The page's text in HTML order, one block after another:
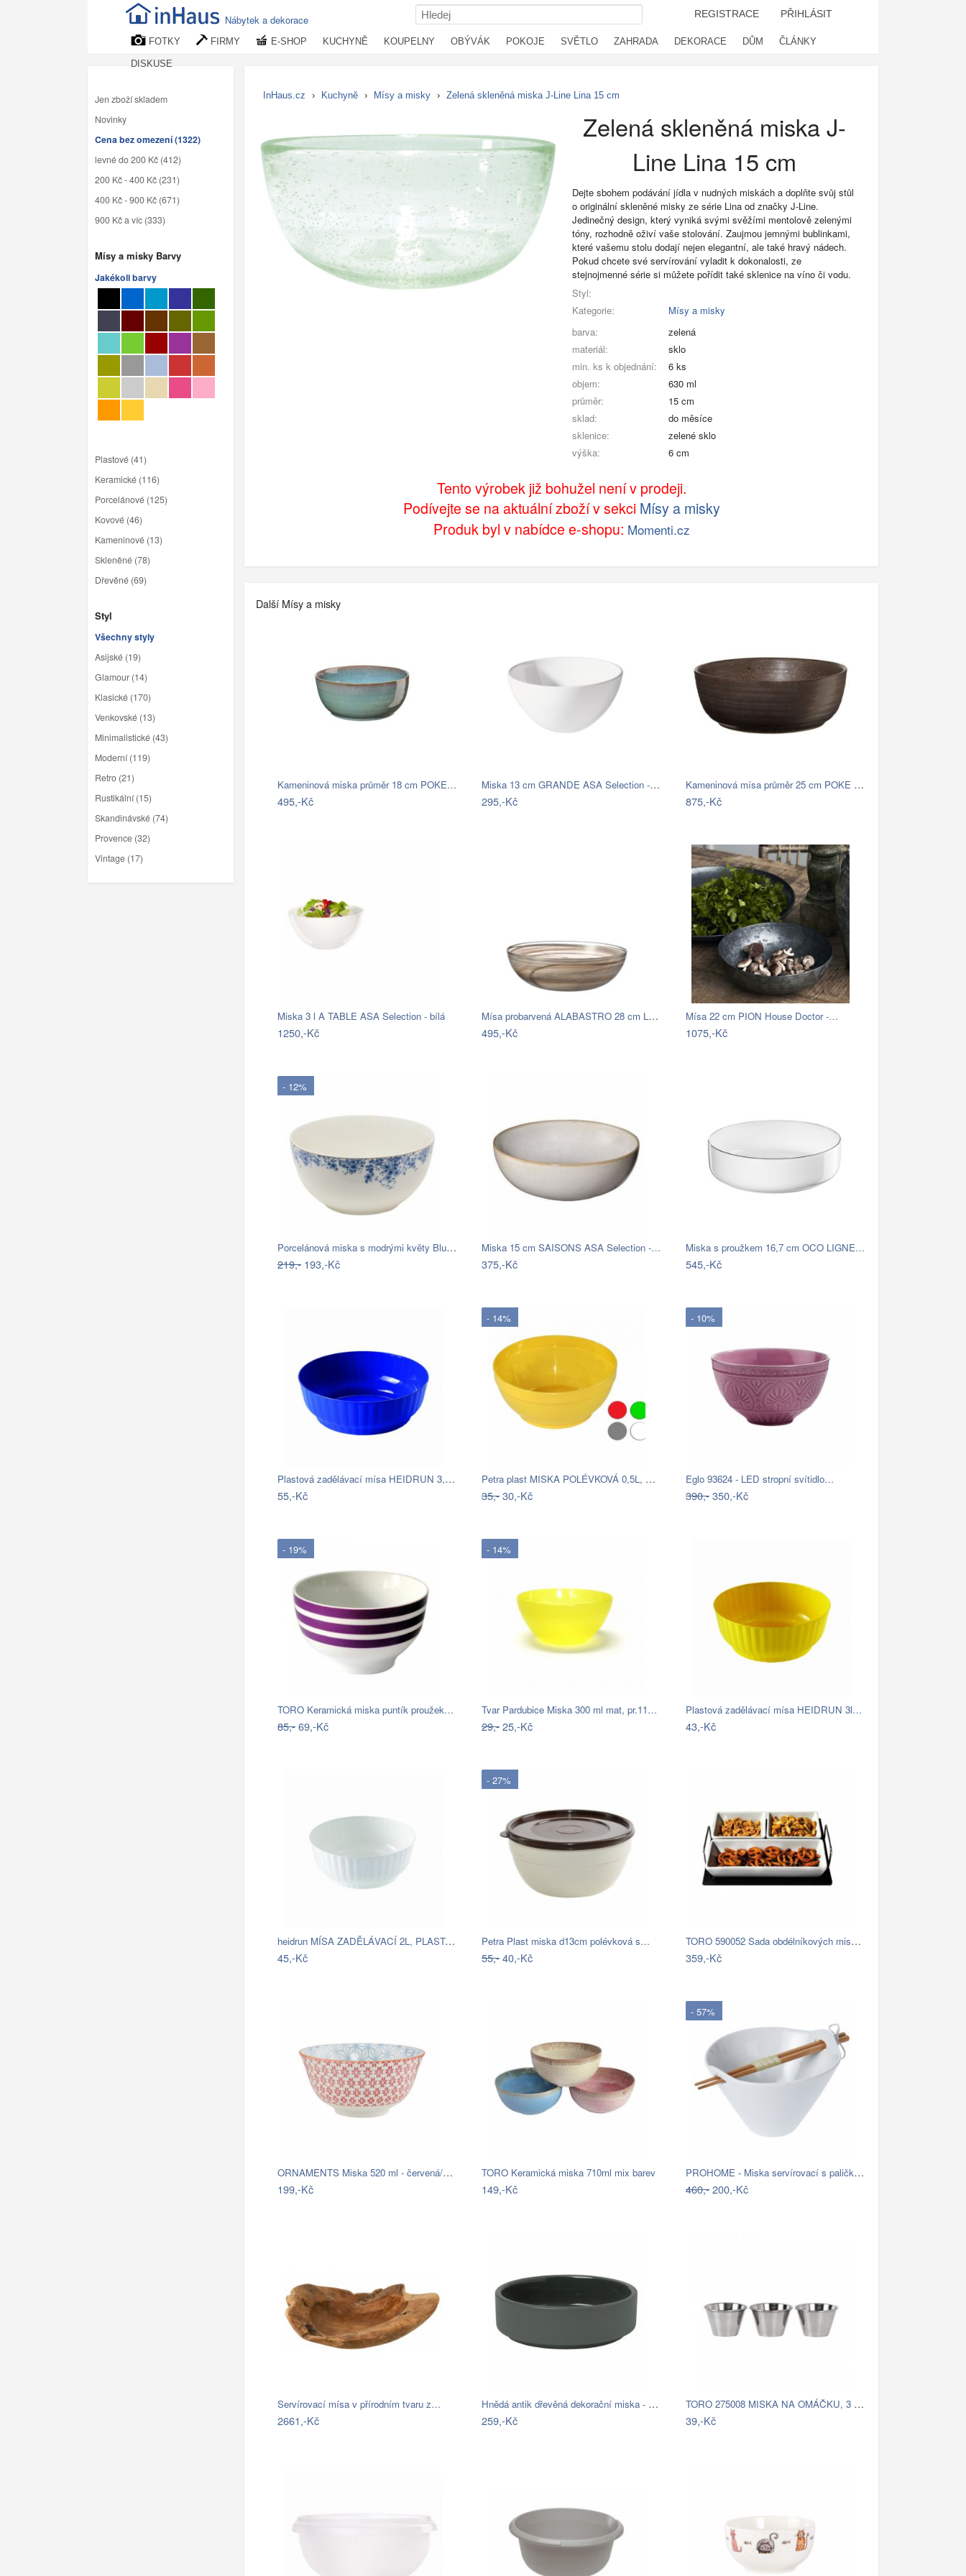
Nábytek a dekorace REGISTRACE PŘIHLÁSIT
FOTKY FIRMY E-SHOP KUCHYNĚ KOUPELNY OBÝVÁK POKOJE SVĚTLO ZAHRADA DEKORACE DŮM ČLÁNKY
DISKUSE
Jen zboží skladem
Novinky
Cena bez omezení (1322)
levné do 200 Kč (412)
200 Kč - 400 Kč (231)
400 Kč - 900 Kč (671)
900 Kč a víc (333)
Mísy a misky Barvy
Jakékoli barvy
Plastové (41)
Keramické (116)
Porcelánové (125)
Kovové (46)
Kameninové (13)
Skleněné (78)
Dřevěné (69)
Styl
Všechny styly
Asijské (19)
Glamour (14)
Klasické (170)
Venkovské (13)
Minimalistické (43)
Moderní (119)
Retro (21)
Rustikální (15)
Skandinávské (74)
Provence (32)
Vintage (17)
InHaus.cz › Kuchyně › Mísy a misky › Zelená skleněná miska J-Line Lina 15 cm
Zelená skleněná miska J-
Line Lina 15 cm
Dejte sbohem podávání jídla v nudných miskách a doplňte svůj stůl
o originální skleněné misky ze série Lina od značky J-Line.
Jedinečný design, který vyniká svými svěžími mentolově zelenými
tóny, rozhodně oživí vaše stolování. Zaujmou jemnými bublinkami,
které vašemu stolu dodají nejen elegantní, ale také hravý nádech.
Pokud chcete své servírování vyladit k dokonalosti, ze
stejnojmenné série si můžete pořídit také sklenice na víno či vodu.
Styl:
Kategorie:
Mísy a misky
barva:
zelená
materiál:
sklo
min. ks k objednání:
6 ks
objem:
630 ml
průměr:
15 cm
sklad:
do měsíce
sklenice:
zelené sklo
výška:
6 cm
Tento výrobek již bohužel není v prodeji.
Podívejte se na aktuální zboží v sekci Mísy a misky
Produk byl v nabídce e-shopu: Momenti.cz
Další Mísy a misky
Kameninová miska průměr 18 cm POKE…
495,-Kč
Miska 13 cm GRANDE ASA Selection - bílá
295,-Kč
Kameninová mísa průměr 25 cm POKE BOWLS…
875,-Kč
Miska 3 l A TABLE ASA Selection - bílá
1250,-Kč
Mísa probarvená ALABASTRO 28 cm Leonardo
495,-Kč
Mísa 22 cm PION House Doctor -…
1075,-Kč
- 12%
Porcelánová miska s modrými květy Blue…
219,- 193,-Kč
Miska 15 cm SAISONS ASA Selection -…
375,-Kč
Miska s proužkem 16,7 cm OCO LIGNE…
545,-Kč
Plastová zadělávací mísa HEIDRUN 3,9l…
55,-Kč
- 14%
Petra plast MISKA POLÉVKOVÁ 0,5L, PLAST
35,-30,-Kč
- 10%
Eglo 93624 - LED stropní svítidlo…
390,-350,-Kč
- 19%
TORO Keramická miska puntík proužek…
85,-69,-Kč
- 14%
Tvar Pardubice Miska 300 ml mat, pr.11…
29,-25,-Kč
Plastová zadělávací mísa HEIDRUN 3l…
43,-Kč
heidrun MÍSA ZADĚLÁVACÍ 2L, PLAST, 22X8…
45,-Kč
- 27%
Petra Plast miska d13cm polévková s…
55,-40,-Kč
TORO 590052 Sada obdélníkových misek, 3…
359,-Kč
ORNAMENTS Miska 520 ml - červená/modrá
199,-Kč
TORO Keramická miska 710ml mix barev
149,-Kč
- 57%
PROHOME - Miska servírovací s paličkami…
460,-200,-Kč
Servírovací mísa v přírodním tvaru z…
2661,-Kč
Hnědá antik dřevěná dekorační miska - Ø…
259,-Kč
TORO 275008 MISKA NA OMÁČKU, 3 KS, NEREZ
39,-Kč